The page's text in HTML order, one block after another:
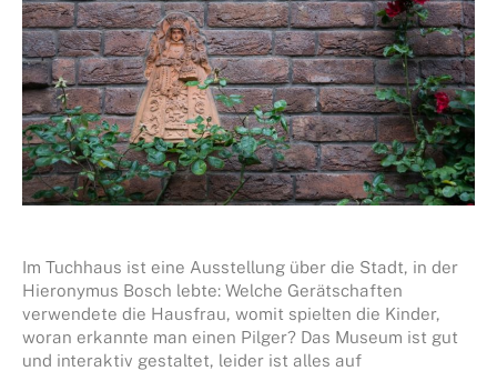
Im Tuchhaus ist eine Ausstellung über die Stadt, in der
Hieronymus Bosch lebte: Welche Gerätschaften
verwendete die Hausfrau, womit spielten die Kinder,
woran erkannte man einen Pilger? Das Museum ist gut
und interaktiv gestaltet, leider ist alles auf